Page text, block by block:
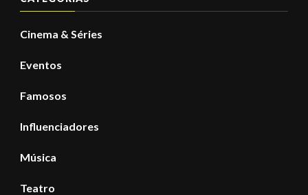
Cinema & Séries
Eventos
Famosos
Influenciadores
Música
Teatro